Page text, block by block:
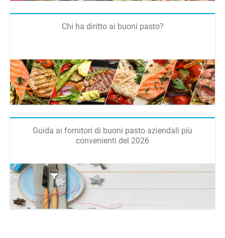
Chi ha diritto ai buoni pasto?
Guida ai fornitori di buoni pasto aziendali più
convenienti del 2026